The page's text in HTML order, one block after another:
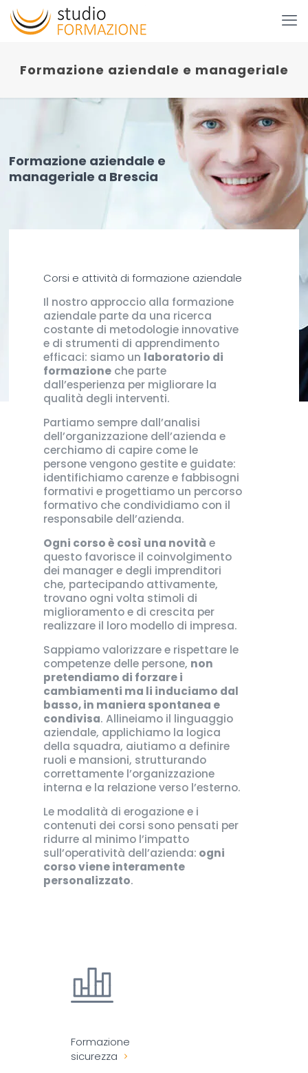
Formazione aziendale e manageriale
Formazione aziendale e
manageriale a Brescia
Corsi e attività di formazione aziendale
Il nostro approccio alla formazione
aziendale parte da una ricerca
costante di metodologie innovative
e di strumenti di apprendimento
efficaci: siamo un laboratorio di
formazione che parte
dall’esperienza per migliorare la
qualità degli interventi.
Partiamo sempre dall’analisi
dell’organizzazione dell’azienda e
cerchiamo di capire come le
persone vengono gestite e guidate:
identifichiamo carenze e fabbisogni
formativi e progettiamo un percorso
formativo che condividiamo con il
responsabile dell’azienda.
Ogni corso è così una novità e
questo favorisce il coinvolgimento
dei manager e degli imprenditori
che, partecipando attivamente,
trovano ogni volta stimoli di
miglioramento e di crescita per
realizzare il loro modello di impresa.
Sappiamo valorizzare e rispettare le
competenze delle persone, non
pretendiamo di forzare i
cambiamenti ma li induciamo dal
basso, in maniera spontanea e
condivisa. Allineiamo il linguaggio
aziendale, applichiamo la logica
della squadra, aiutiamo a definire
ruoli e mansioni, strutturando
correttamente l’organizzazione
interna e la relazione verso l’esterno.
Le modalità di erogazione e i
contenuti dei corsi sono pensati per
ridurre al minimo l’impatto
sull’operatività dell’azienda: ogni
corso viene interamente
personalizzato.
Formazione
sicurezza